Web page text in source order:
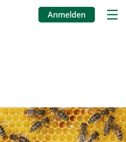
Anmelden